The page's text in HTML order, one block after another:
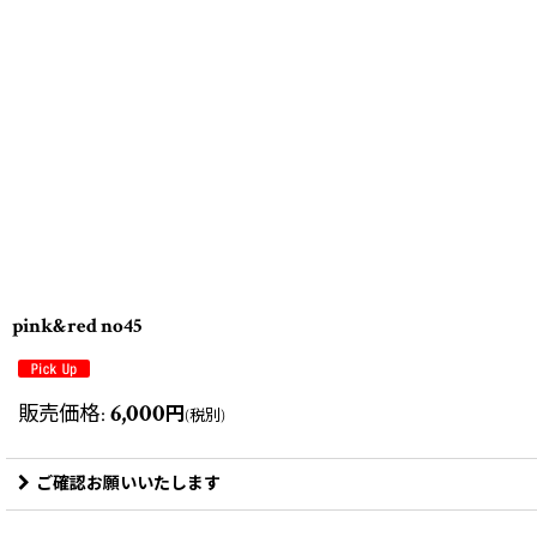
pink&red no45
販売価格: 6,000円(税別)
ご確認お願いいたします